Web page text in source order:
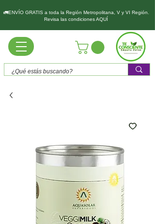
🚛ENVÍO GRATIS a toda la Región Metropolitana, V y VI Región.
Revisa las condiciones AQUÍ